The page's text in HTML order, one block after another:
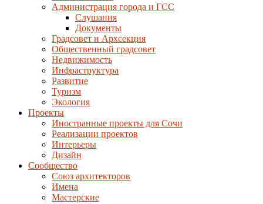
Администрация города и ГСС
Слушания
Документы
Градсовет и Архсекция
Общественный градсовет
Недвижимость
Инфраструктура
Развитие
Туризм
Экология
Проекты
Иностранные проекты для Сочи
Реализации проектов
Интерьеры
Дизайн
Сообщество
Союз архитекторов
Имена
Мастерские